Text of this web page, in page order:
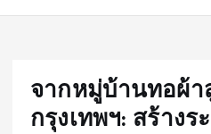
จากหมู่บ้านทอผ้า
กรุงเทพฯ: สร้าง